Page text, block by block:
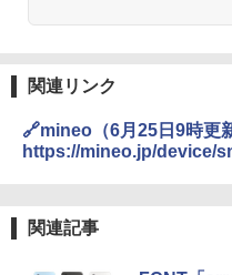
関連リンク
🔗mineo（6月25日9時更
https://mineo.jp/device/
関連記事